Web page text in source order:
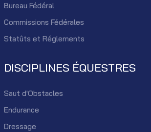
Bureau Fédéral
Commissions Fédérales
Statûts et Réglements
DISCIPLINES ÉQUESTRES
Saut d'Obstacles
Endurance
Dressage